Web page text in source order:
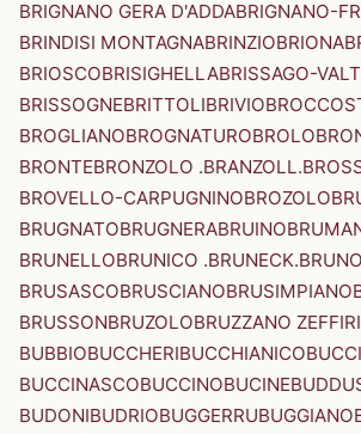
BRIGNANO GERA D'ADDABRIGNANO-
BRINDISI MONTAGNABRINZIOBRIONA
BRIOSCOBRISIGHELLABRISSAGO-
BRISSOGNEBRITTOLIBRIVIO
BROGLIANOBROGNATUROBROLO
BRONTEBRONZOLO .BRANZOLL.
BROVELLO-CARPUGNINOBROZOLO
BRUGNATOBRUGNERABRUINO
BRUNELLOBRUNICO .BRUNECK.BRUNO
BRUSASCOBRUSCIANOBRUSIMPIANO
BRUSSONBRUZOLOBRUZZANO
BUBBIOBUCCHERIBUCCHIANICO
BUCCINASCOBUCCINOBUCINE
BUDONIBUDRIOBUGGERRUBUGGIANO